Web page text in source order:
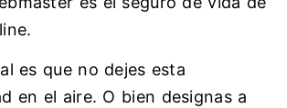
es que no dejes esta
en el aire. O bien designas a